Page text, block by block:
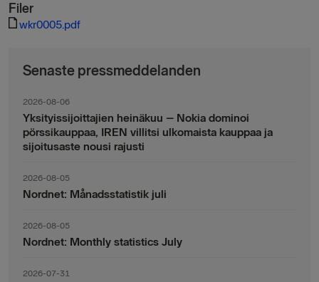
Filer
wkr0005.pdf
Senaste pressmeddelanden
2026-08-06
Yksityissijoittajien heinäkuu – Nokia dominoi
pörssikauppaa, IREN villitsi ulkomaista kauppaa ja
sijoitusaste nousi rajusti
2026-08-05
Nordnet: Månadsstatistik juli
2026-08-05
Nordnet: Monthly statistics July
2026-07-31